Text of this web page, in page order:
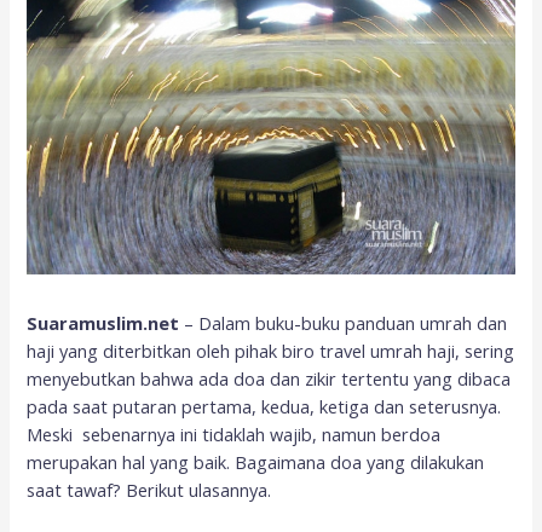
Suaramuslim.net – Dalam buku-buku panduan umrah dan
haji yang diterbitkan oleh pihak biro travel umrah haji, sering
menyebutkan bahwa ada doa dan zikir tertentu yang dibaca
pada saat putaran pertama, kedua, ketiga dan seterusnya.
Meski sebenarnya ini tidaklah wajib, namun berdoa
merupakan hal yang baik. Bagaimana doa yang dilakukan
saat tawaf? Berikut ulasannya.